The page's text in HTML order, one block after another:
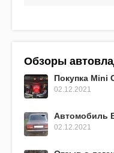
Обзоры
Покупка Mini
02.12.2021
Автомобиль
02.12.2021